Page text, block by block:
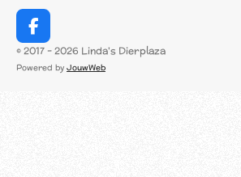
F
a
c
© 2017 - 2026 Linda's Dierplaza
Powered by JouwWeb